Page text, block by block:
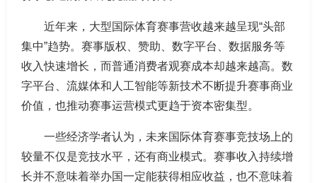
近年来，大型国际体育赛事营收越来越呈现“头部
集中”趋势。赛事版权、赞助、数字平台、数据服务等
收入快速增长，而普通消费者观赛成本却越来越高。数
字平台、流媒体和人工智能等新技术不断提升赛事商业
价值，也推动赛事运营模式更趋于资本密集型。
一些经济学者认为，未来国际体育赛事竞技场上的
较量不仅是竞技水平，还有商业模式。赛事收入持续增
长并不意味着举办国一定能获得相应收益，也不意味着